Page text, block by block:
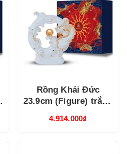
Rồng Khải Đức
23.9cm (Figure) trắng
4.914.000₫